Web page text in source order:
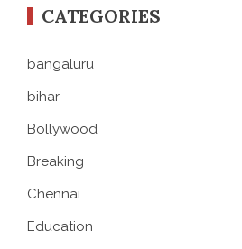
CATEGORIES
bangaluru
bihar
Bollywood
Breaking
Chennai
Education